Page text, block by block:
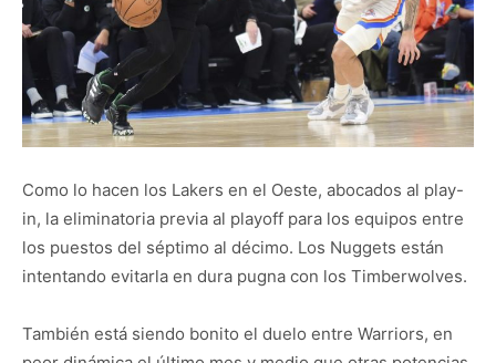
Como lo hacen los Lakers en el Oeste, abocados al play-
in, la eliminatoria previa al playoff para los equipos entre
los puestos del séptimo al décimo. Los Nuggets están
intentando evitarla en dura pugna con los Timberwolves.
También está siendo bonito el duelo entre Warriors, en